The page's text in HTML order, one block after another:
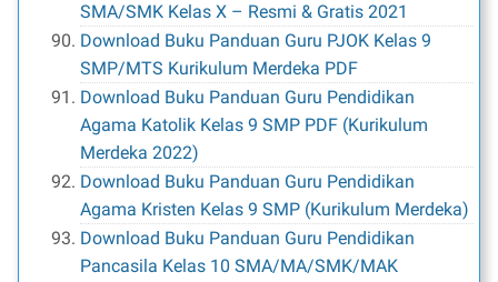
SMA/SMK Kelas X – Resmi & Gratis 2021
Download Buku Panduan Guru PJOK Kelas 9
SMP/MTS Kurikulum Merdeka PDF
Download Buku Panduan Guru Pendidikan
Agama Katolik Kelas 9 SMP PDF (Kurikulum
Merdeka 2022)
Download Buku Panduan Guru Pendidikan
Agama Kristen Kelas 9 SMP (Kurikulum Merdeka)
Download Buku Panduan Guru Pendidikan
Pancasila Kelas 10 SMA/MA/SMK/MAK